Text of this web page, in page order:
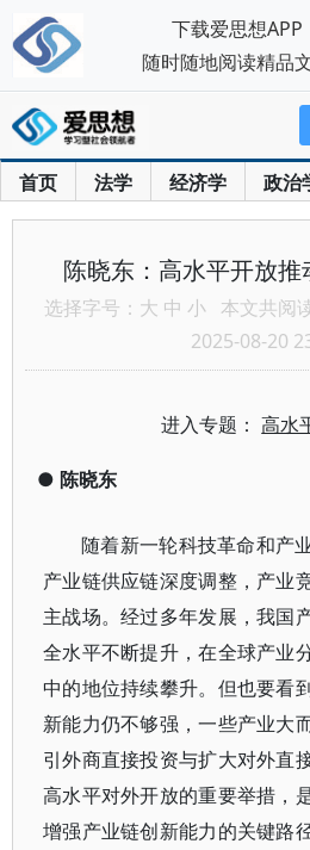
首页 法学 经济学 政治
陈晓东：高水平开放
选择字号： 大 中 小 本文共阅
2025-08-20
进入专题：高水
● 陈晓东
随着新一轮科技革命和产
产业链供应链深度调整，产业
主战场。经过多年发展，我国
全水平不断提升，在全球产业
中的地位持续攀升。但也要看
新能力仍不够强，一些产业大
引外商直接投资与扩大对外直
高水平对外开放的重要举措，
增强产业链创新能力的关键路
下载爱思想APP
随时随地阅读精品